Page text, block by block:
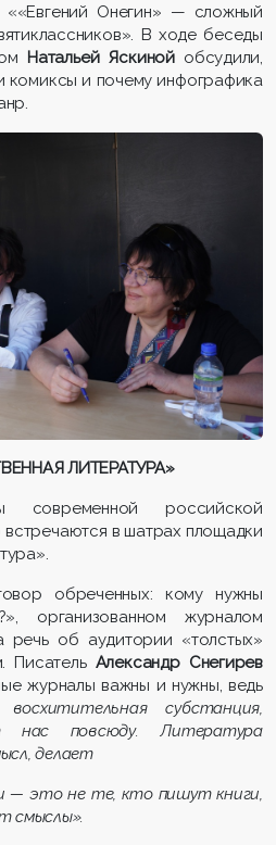
««Евгений Онегин» — сложный
В ходе беседы
Натальей Яскиной обсудили,
комиксы и почему инфографика
ЛИТЕРАТУРА»
современной российской
в шатрах площадки
обреченных: кому нужны
организованном журналом
об аудитории «толстых»
Писатель Александр Снегирев
журналы важны и нужны, ведь
субстанция,
нас повсюду. Литература
делает
— это не те, кто пишут книги,
смыслы».